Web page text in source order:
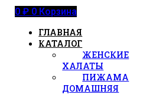
0₽ 0 Корзина
ГЛАВНАЯ
КАТАЛОГ
ЖЕНСКИЕ
ХАЛАТЫ
ПИЖАМА
ДОМАШНЯЯ